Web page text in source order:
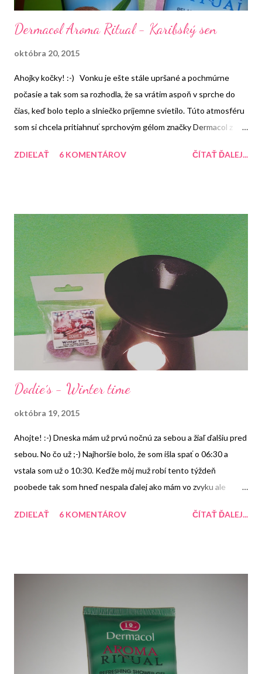
Dermacol Aroma Ritual - Karibský sen
októbra 20, 2015
Ahojky kočky! :-) Vonku je ešte stále upršané a pochmúrne
počasie a tak som sa rozhodla, že sa vrátim aspoň v sprche do
čias, keď bolo teplo a slniečko príjemne svietilo. Túto atmosféru
som si chcela pritiahnuť sprchovým gélom značky Dermacol z
som pochopila, že to má byť vôňa ananásu a kokosu. Tieto vône
ananás a už vôbec mi to nepripomína Karibský sen. Vôbec som
pri tejto vôni nezrelaxovala. Tento sprchový gél pení ako aj
ostatné. Takže tomu nie je čo vytknúť. Pokožka je čistá. Na obale
sa píše, že pokožka má byť príjemne vláčna ale ja som to na sebe
nezaregistrovala.
ZDIEĽAŤ 6 KOMENTÁROV ČÍTAŤ ĎALEJ...
Dodie´s - Winter time
októbra 19, 2015
Ahojte! :-) Dneska mám už prvú nočnú za sebou a žiaľ ďalšiu pred
sebou. No čo už ;-) Najhoršie bolo, že som išla spať o 06:30 a
vstala som už o 10:30. Keďže môj muž robí tento týždeň
poobede tak som hneď nespala ďalej ako mám vo zvyku ale
teraz som už hore a dúfam, že som aj plná energie ;-) Áno viem,
ZDIEĽAŤ 6 KOMENTÁROV ČÍTAŤ ĎALEJ...